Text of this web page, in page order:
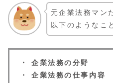
元企業法務マン
以下のようなこ
・ 企業法務の分野
・ 企業法務の仕事内容